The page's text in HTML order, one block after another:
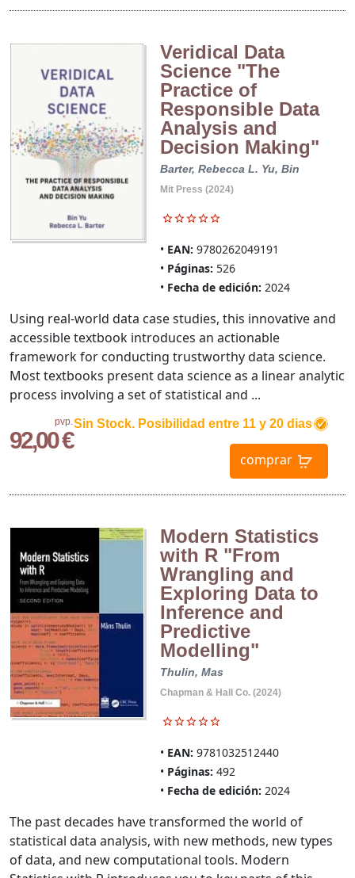
Veridical Data
Science "The
Practice of
Responsible Data
Analysis and
Decision Making"
Barter, Rebecca L. Yu, Bin
Mit Press (2024)
EAN: 9780262049191
Páginas: 526
Fecha de edición: 2024
pvp.
92,00 €
Sin Stock. Posibilidad entre 11 y 20 dias
comprar
Using real-world data case studies, this innovative and
accessible textbook introduces an actionable
framework for conducting trustworthy data science.
Most textbooks present data science as a linear analytic
process involving a set of statistical and ...
Modern Statistics
with R "From
Wrangling and
Exploring Data to
Inference and
Predictive
Modelling"
Thulin, Mas
Chapman & Hall Co. (2024)
EAN: 9781032512440
Páginas: 492
Fecha de edición: 2024
The past decades have transformed the world of
statistical data analysis, with new methods, new types
of data, and new computational tools. Modern